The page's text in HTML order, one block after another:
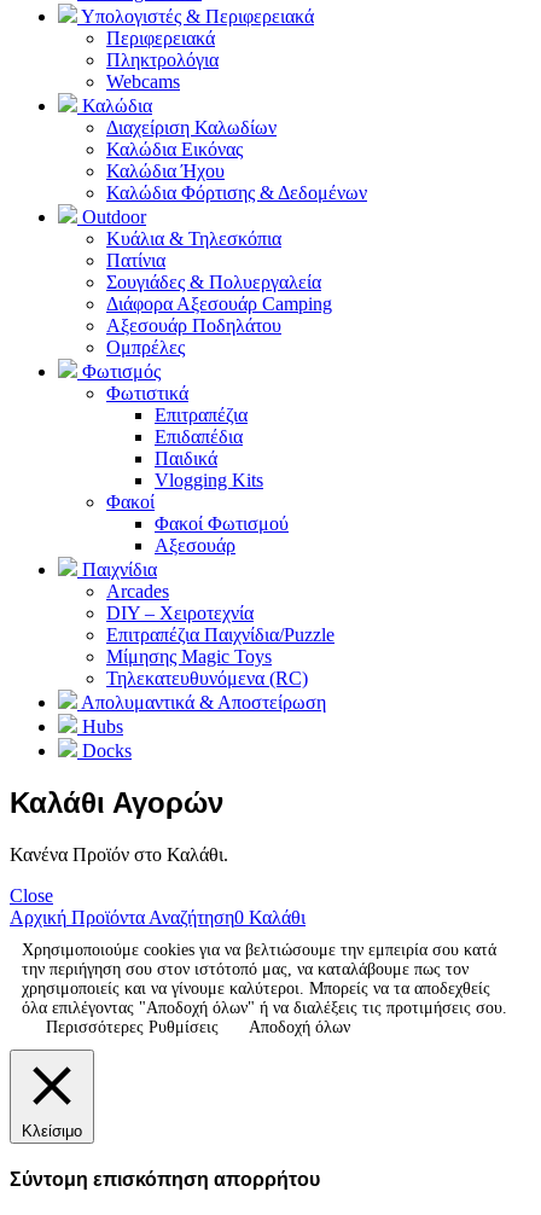
Υπολογιστές & Περιφερειακά
Περιφερειακά
Πληκτρολόγια
Webcams
Καλώδια
Διαχείριση Καλωδίων
Καλώδια Εικόνας
Καλώδια Ήχου
Καλώδια Φόρτισης & Δεδομένων
Outdoor
Κυάλια & Τηλεσκόπια
Πατίνια
Σουγιάδες & Πολυεργαλεία
Διάφορα Αξεσουάρ Camping
Αξεσουάρ Ποδηλάτου
Ομπρέλες
Φωτισμός
Φωτιστικά
Επιτραπέζια
Επιδαπέδια
Παιδικά
Vlogging Kits
Φακοί
Φακοί Φωτισμού
Αξεσουάρ
Παιχνίδια
Arcades
DIY – Χειροτεχνία
Επιτραπέζια Παιχνίδια/Puzzle
Μίμησης Magic Toys
Τηλεκατευθυνόμενα (RC)
Απολυμαντικά & Αποστείρωση
Hubs
Docks
Καλάθι Αγορών
Κανένα Προϊόν στο Καλάθι.
Close
Αρχική Προϊόντα Αναζήτηση0 Καλάθι
Χρησιμοποιούμε cookies για να βελτιώσουμε την εμπειρία σου κατά
την περιήγηση σου στον ιστότοπό μας, να καταλάβουμε πως τον
χρησιμοποιείς και να γίνουμε καλύτεροι. Μπορείς να τα αποδεχθείς
όλα επιλέγοντας "Αποδοχή όλων" ή να διαλέξεις τις προτιμήσεις σου.
Περισσότερες Ρυθμίσεις
Αποδοχή όλων
Κλείσιμο
Σύντομη επισκόπηση απορρήτου